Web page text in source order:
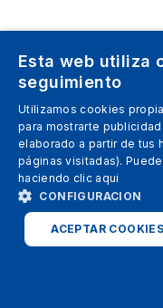
Esta web utiliza
seguimiento
Utilizamos cookies
para mostrarte
elaborado a partir de tus
páginas visitadas).
haciendo clic aqui
CONFIGURACION
ACEPTAR COOKIES